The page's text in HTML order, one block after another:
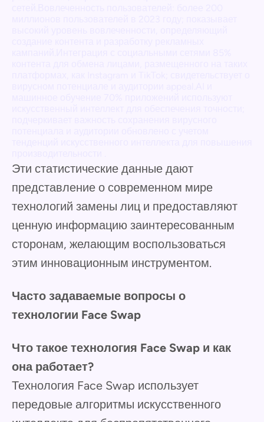
Эти статистические данные дают
представление о современном мире
технологий замены лиц и предоставляют
ценную информацию заинтересованным
сторонам, желающим воспользоваться
этим инновационным инструментом.
Часто задаваемые вопросы о
технологии Face Swap
Что такое технология Face Swap и как
она работает?
Технология Face Swap использует
передовые алгоритмы искусственного